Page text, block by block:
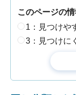
このページの
1：見つけや
3：見つけに